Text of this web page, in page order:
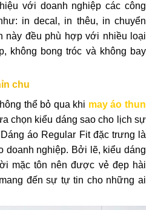
với doanh nghiệp các công
in decal, in thêu, in chuyển
này đều phù hợp với nhiều loại
không bong tróc và không bay
chu
thể bỏ qua khi may áo thun
chọn kiểu dáng sao cho lịch sự
áo Regular Fit đặc trưng là
doanh nghiệp. Bởi lẽ, kiểu dáng
mặc tôn nên được vẻ đẹp hài
đến sự tự tin cho những ai